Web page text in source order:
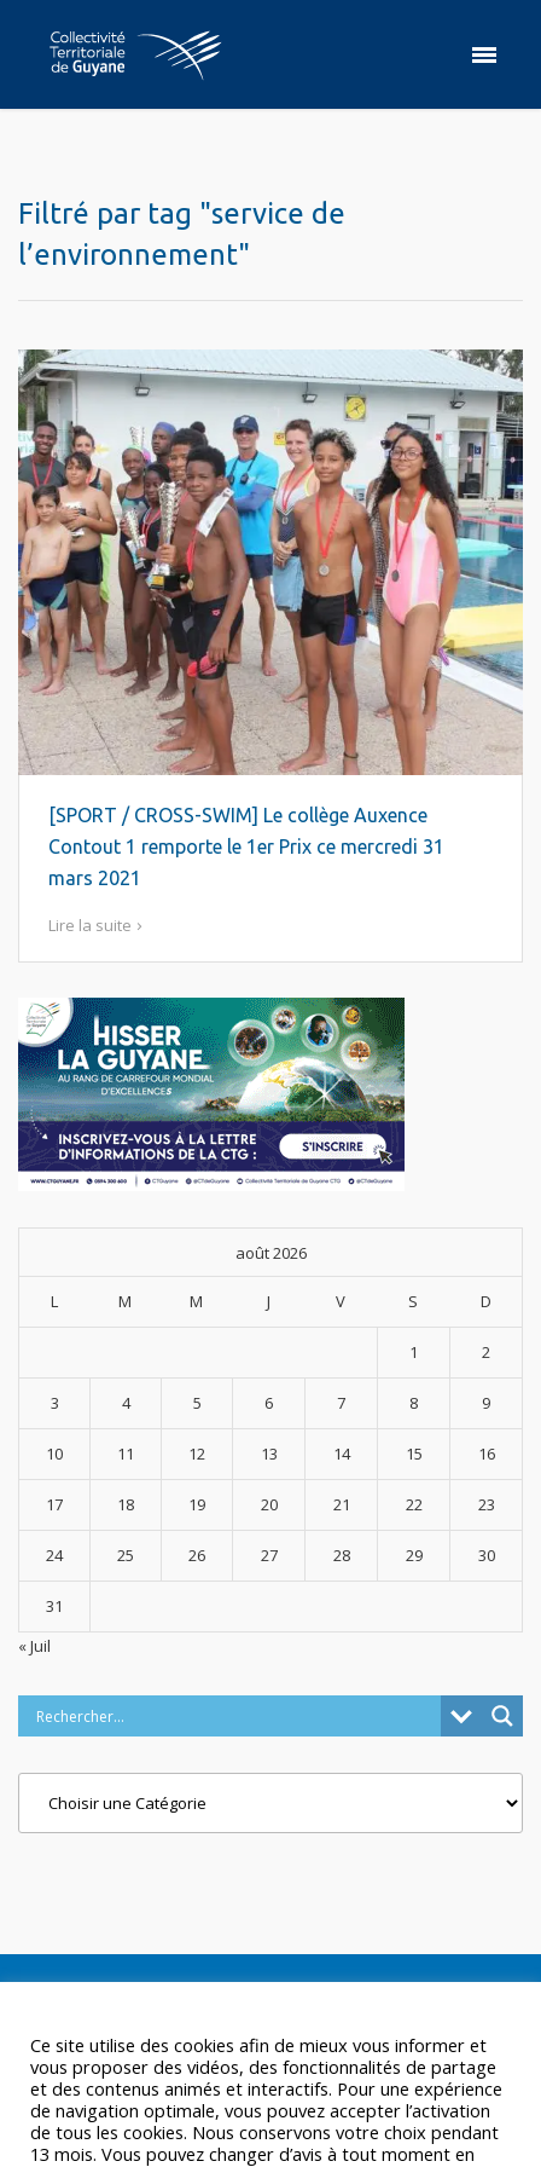
Filtré par tag "service de
l’environnement"
[SPORT / CROSS-SWIM] Le collège Auxence
Contout 1 remporte le 1er Prix ce mercredi 31
mars 2021
Lire la suite
août 2026
L M M J V S D
1 2
3 4 5 6 7 8 9
10 11 12 13 14 15 16
17 18 19 20 21 22 23
24 25 26 27 28 29 30
31
« Juil
Ce site utilise des cookies afin de mieux vous informer et
vous proposer des vidéos, des fonctionnalités de partage
et des contenus animés et interactifs. Pour une expérience
de navigation optimale, vous pouvez accepter l’activation
de tous les cookies. Nous conservons votre choix pendant
13 mois. Vous pouvez changer d’avis à tout moment en